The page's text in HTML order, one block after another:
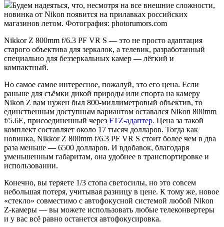
Будем надеяться, что, несмотря на все внешние сложности,
новинка от Nikon появится на прилавках российских
магазинов летом. Фотография: photorumors.com
Nikkor Z 800mm f/6.3 PF VR S — это не просто адаптация
старого объектива для зеркалок, а телевик, разработанный
специально для беззеркальных камер — лёгкий и
компактный.
Но самое самое интересное, пожалуй, это его цена. Если
раньше для съёмки дикой природы или спорта на камеру
Nikon Z вам нужен был 800-миллиметровый объектив, то
единственным доступным вариантом оставался Nikon 800mm
f/5.6E, присоединенный через FTZ-адаптер. Цена за такой
комплект составляет около 17 тысяч долларов. Тогда как
новинка, Nikkor Z 800mm f/6.3 PF VR S стоит более чем в два
раза меньше — 6500 долларов. И вдобавок, благодаря
уменьшенным габаритам, она удобнее в транспортировке и
использовании.
Конечно, вы теряете 1/3 стопа светосилы, но это совсем
небольшая потеря, учитывая разницу в цене. К тому же, новое
«стекло» совместимо с автофокусной системой любой Nikon
Z-камеры — вы можете использовать любые телеконвертеры
и у вас всё равно останется автофокусировка.